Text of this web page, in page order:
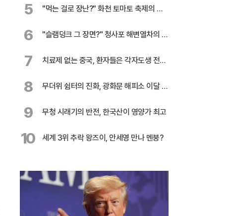
5 "먹는 걸로 장난?" 화천 토마토 축제의 반
전
6 "슬램덩크 그 장면?" 청사포 해변열차의 유
혹
7 치료제 없는 중국, 환자들은 각자도생 전쟁
8 무더위 쉼터의 진화, 광화문 해피소 이달 말
까지 연장
9 무청 시래기의 반전, 한국산이 영양가 최고
10 세계 3위 추락 왕즈이, 안세영 만나 멘붕?